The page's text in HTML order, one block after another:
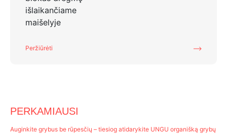
Peržiūrėti
PERKAMIAUSI
Auginkite grybus be rūpesčių – tiesiog atidarykite UNGU organišką grybų